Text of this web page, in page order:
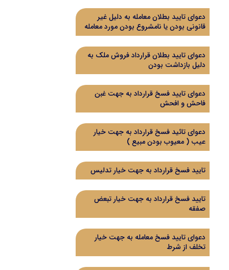
دعوای تایید بطلان معامله به دلیل غیر
قانونی بودن یا نامشروع بودن مورد معامله
دعوای تایید بطلان قرارداد فروش ملک به
دلیل بازداشت بودن
دعوای تایید فسخ قرارداد به جهت غبن
فاحش و افحش
دعوای تائید فسخ قرارداد به جهت خیار
عیب ( معیوب بودن مبیع )
تایید فسخ قرارداد به جهت خیار تدلیس
تایید فسخ قرارداد به جهت خیار تبعض
صفقه
دعوای تایید فسخ معامله به جهت خیار
تخلف از شرط